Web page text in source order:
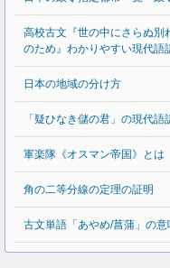
高校古文『世の中にさらぬ別
のため』わかりやすい現代語
日本の地域の分け方
「疑ひなき儲の君」の現代語
軍楽隊《オスマン帝国》と
角の二等分線の定理の証明
古文単語「あやめ/菖蒲」の意